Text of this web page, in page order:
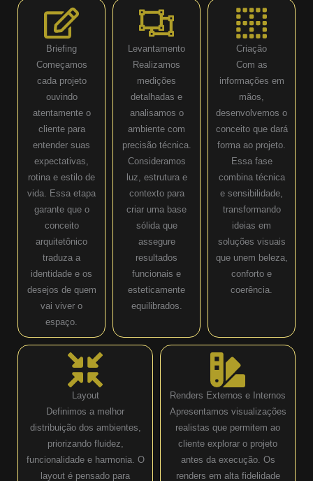
Briefing
Começamos
cada projeto
ouvindo
atentamente o
cliente para
entender suas
expectativas,
rotina e estilo de
vida. Essa etapa
garante que o
conceito
arquitetônico
traduza a
identidade e os
desejos de quem
vai viver o
espaço.
Levantamento
Realizamos
medições
detalhadas e
analisamos o
ambiente com
precisão técnica.
Consideramos
luz, estrutura e
contexto para
criar uma base
sólida que
assegure
resultados
funcionais e
esteticamente
equilibrados.
Criação
Com as
informações em
mãos,
desenvolvemos o
conceito que dará
forma ao projeto.
Essa fase
combina técnica
e sensibilidade,
transformando
ideias em
soluções visuais
que unem beleza,
conforto e
coerência.
Layout
Definimos a melhor
distribuição dos ambientes,
priorizando fluidez,
funcionalidade e harmonia. O
layout é pensado para
Renders Externos e Internos
Apresentamos visualizações
realistas que permitem ao
cliente explorar o projeto
antes da execução. Os
renders em alta fidelidade